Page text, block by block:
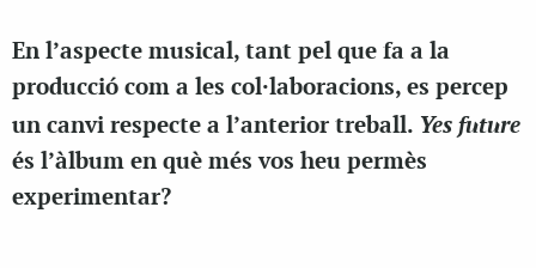
En l’aspecte musical, tant pel que fa a la
producció com a les col·laboracions, es percep
un canvi respecte a l’anterior treball. Yes future
és l’àlbum en què més vos heu permès
experimentar?